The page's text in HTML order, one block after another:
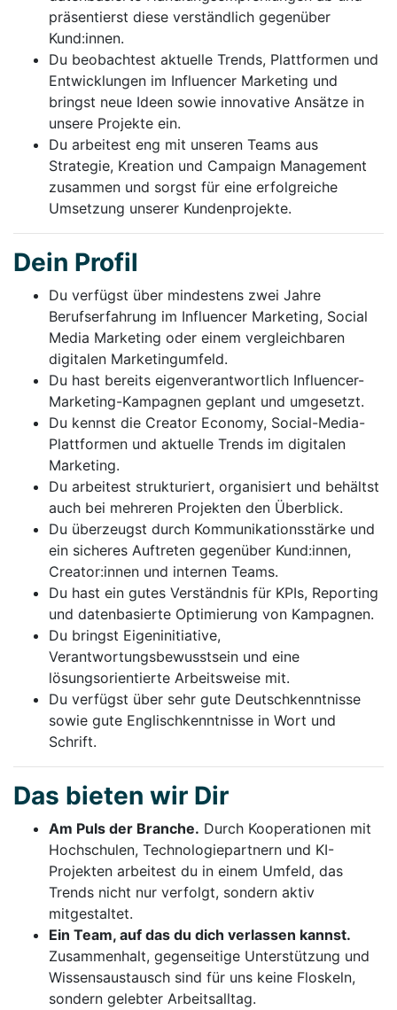
präsentierst diese verständlich gegenüber
Kund:innen.
Du beobachtest aktuelle Trends, Plattformen und
Entwicklungen im Influencer Marketing und
bringst neue Ideen sowie innovative Ansätze in
unsere Projekte ein.
Du arbeitest eng mit unseren Teams aus
Strategie, Kreation und Campaign Management
zusammen und sorgst für eine erfolgreiche
Umsetzung unserer Kundenprojekte.
Dein Profil
Du verfügst über mindestens zwei Jahre
Berufserfahrung im Influencer Marketing, Social
Media Marketing oder einem vergleichbaren
digitalen Marketingumfeld.
Du hast bereits eigenverantwortlich Influencer-
Marketing-Kampagnen geplant und umgesetzt.
Du kennst die Creator Economy, Social-Media-
Plattformen und aktuelle Trends im digitalen
Marketing.
Du arbeitest strukturiert, organisiert und behältst
auch bei mehreren Projekten den Überblick.
Du überzeugst durch Kommunikationsstärke und
ein sicheres Auftreten gegenüber Kund:innen,
Creator:innen und internen Teams.
Du hast ein gutes Verständnis für KPIs, Reporting
und datenbasierte Optimierung von Kampagnen.
Du bringst Eigeninitiative,
Verantwortungsbewusstsein und eine
lösungsorientierte Arbeitsweise mit.
Du verfügst über sehr gute Deutschkenntnisse
sowie gute Englischkenntnisse in Wort und
Schrift.
Das bieten wir Dir
Am Puls der Branche. Durch Kooperationen mit
Hochschulen, Technologiepartnern und KI-
Projekten arbeitest du in einem Umfeld, das
Trends nicht nur verfolgt, sondern aktiv
mitgestaltet.
Ein Team, auf das du dich verlassen kannst.
Zusammenhalt, gegenseitige Unterstützung und
Wissensaustausch sind für uns keine Floskeln,
sondern gelebter Arbeitsalltag.